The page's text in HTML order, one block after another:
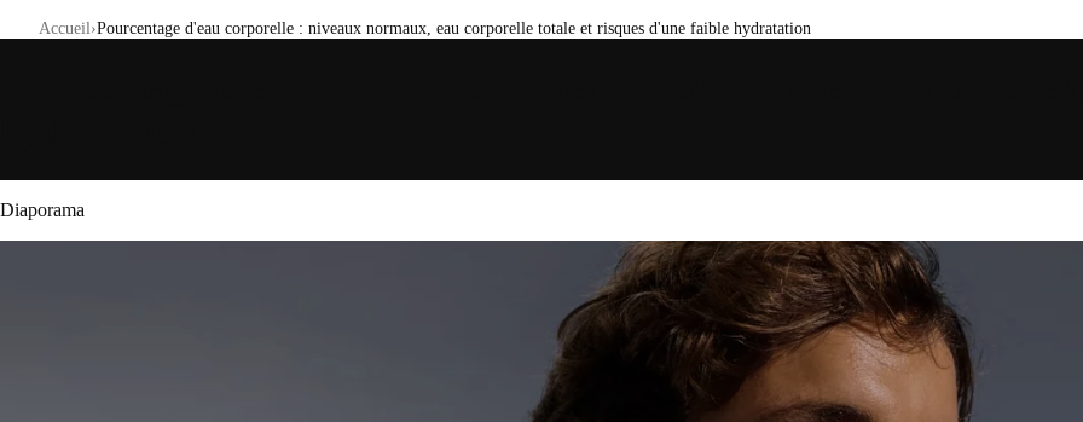
Accueil Pourcentage d'eau corporelle : niveaux normaux, eau corporelle totale et risques d'une faible hydratation
Diaporama